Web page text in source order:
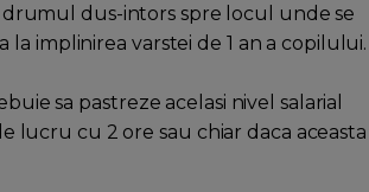
drumul dus-intors spre locul unde se
implinirea varstei de 1 an a copilului.
sa pastreze acelasi nivel salarial
lucru cu 2 ore sau chiar daca aceasta